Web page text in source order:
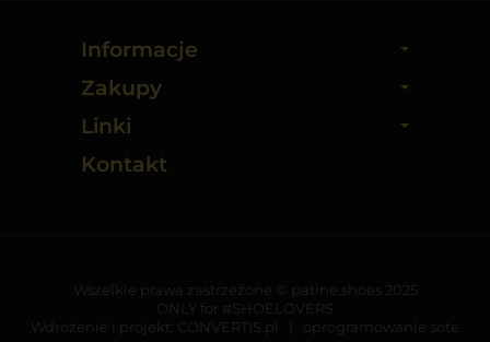
Informacje
Zakupy
Linki
Kontakt
Wszelkie prawa zastrzeżone © patine.shoes 2025
ONLY for #SHOELOVERS
Wdrożenie i projekt: CONVERTIS.pl oprogramowanie sote